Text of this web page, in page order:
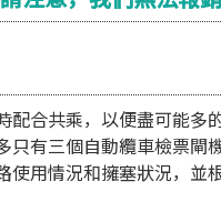
配合共乘，以便盡可能多
只有三個自動纜車檢票閘
使用情況和擁塞狀況，並